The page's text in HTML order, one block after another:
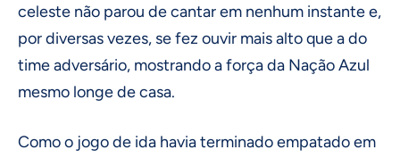
celeste não parou de cantar em nenhum instante e,
por diversas vezes, se fez ouvir mais alto que a do
time adversário, mostrando a força da Nação Azul
mesmo longe de casa.
Como o jogo de ida havia terminado empatado em